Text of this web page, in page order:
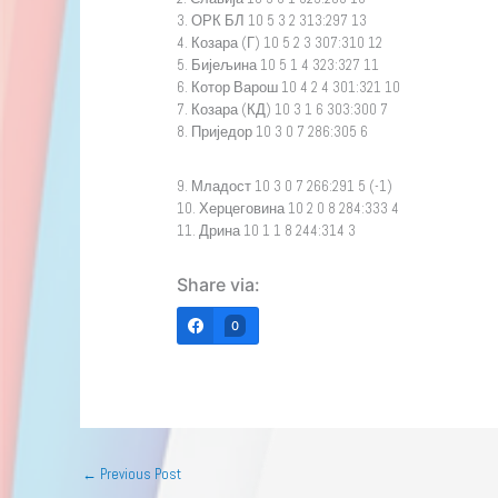
3. ОРК БЛ 10 5 3 2 313:297 13
4. Козара (Г) 10 5 2 3 307:310 12
5. Бијељина 10 5 1 4 323:327 11
6. Котор Варош 10 4 2 4 301:321 10
7. Козара (КД) 10 3 1 6 303:300 7
8. Приједор 10 3 0 7 286:305 6
9. Младост 10 3 0 7 266:291 5 (-1)
10. Херцеговина 10 2 0 8 284:333 4
11. Дрина 10 1 1 8 244:314 3
Share via:
0
← Previous Post